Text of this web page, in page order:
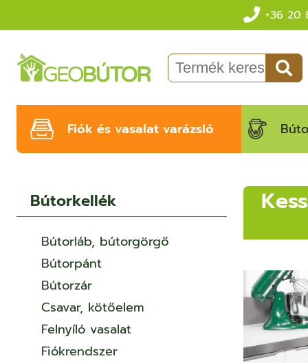
+36 20
Fiók és vasalat varázsló
Bútorkellék
Bútorláb, bútorgörgő
Bútorpánt
Bútorzár
Csavar, kötőelem
Felnyíló vasalat
Fiókrendszer